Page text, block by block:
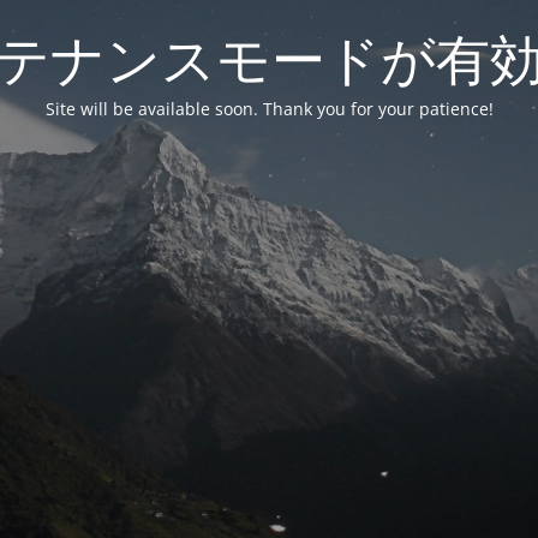
ナンスモードが有
Site will be available soon. Thank you for your patience!